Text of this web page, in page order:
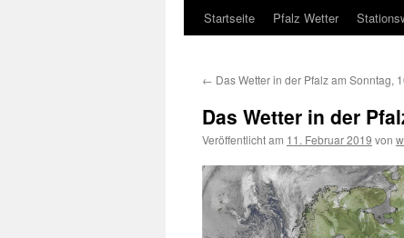
Startseite Pfalz Wetter
← Das Wetter in der Pfalz am Sonntag,
Das Wetter in der
Veröffentlicht am 11. Februar 2019 von